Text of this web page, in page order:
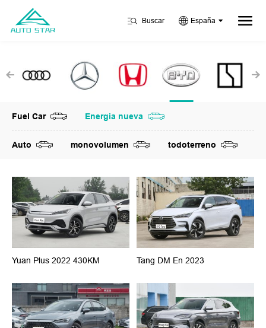
Buscar España
Fuel Car Energia nueva
Auto monovolumen todoterreno
Yuan Plus 2022 430KM Tang DM En 2023